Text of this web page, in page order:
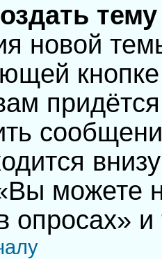
новой
можете
опросах» и